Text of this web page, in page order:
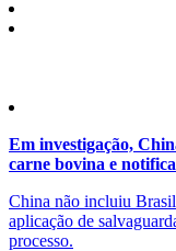
Em investigação,
carne bovina e
China não incluiu
aplicação de
processo.